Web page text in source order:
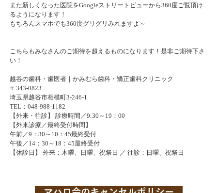
また新しくなった医院をGoogleストリートビューから360度ご覧頂け
るようになります！
もちろんスマホでも360度グリグリみれますよ～
こちらもみなさんのご期待を超えるものになります！是非ご期待下さ
い！
越谷の歯科・歯医者｜かみむら歯科・矯正歯科クリニック
〒343-0823
埼玉県越谷市相模町3-246-1
TEL：048-988-1182
【外来・往診】 診療時間／9:30～19：00
【外来診療／最終受付時間】
午前／9：30～10：45最終受付
午後／14：30～18：45最終受付
【休診日】 外来：木曜、日曜、祝祭日 ／ 往診：日曜、祝祭日